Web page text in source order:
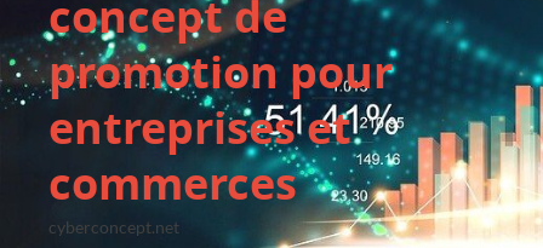
concept de
promotion pour
entreprises et
commerces
cyberconcept.net